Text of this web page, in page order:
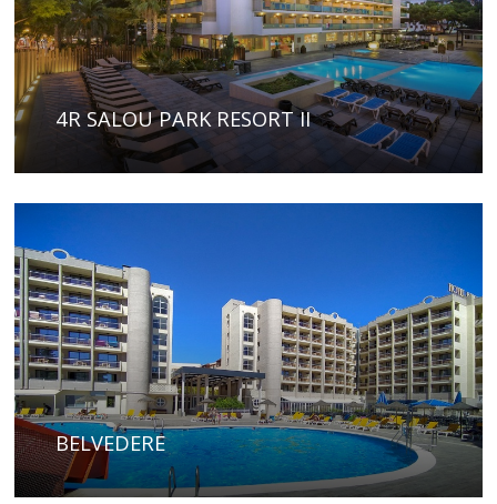
4R SALOU PARK RESORT II
BELVEDERE